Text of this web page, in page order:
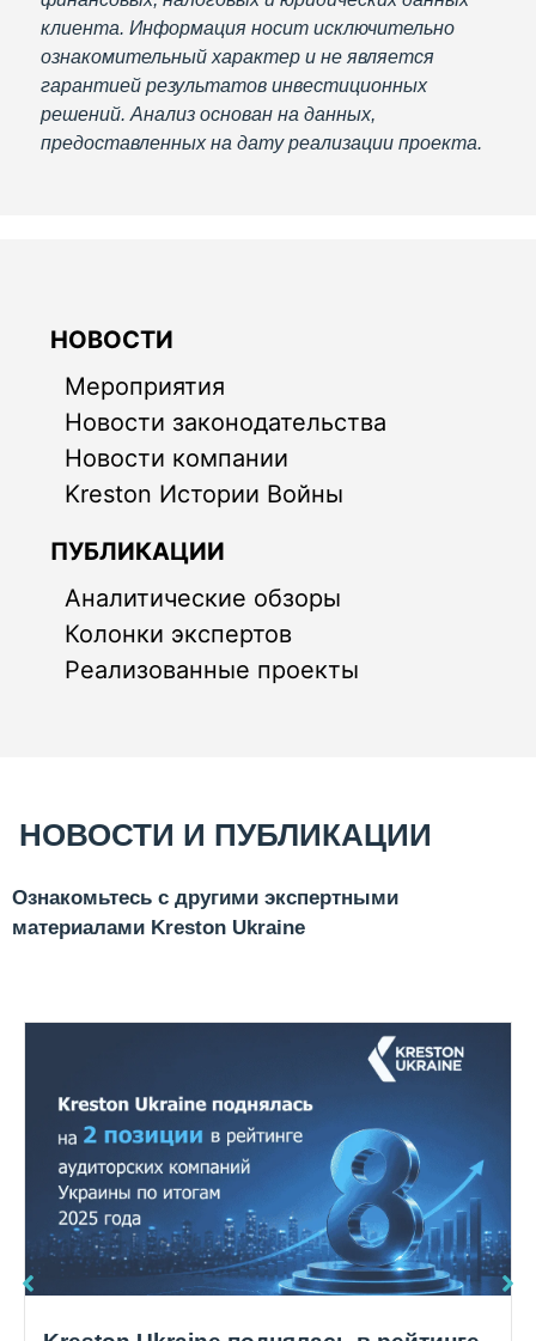
клиента. Информация носит исключительно
ознакомительный характер и не является
гарантией результатов инвестиционных
решений. Анализ основан на данных,
предоставленных на дату реализации проекта.
НОВОСТИ
Мероприятия
Новости законодательства
Новости компании
Kreston Истории Войны
ПУБЛИКАЦИИ
Аналитические обзоры
Колонки экспертов
Реализованные проекты
НОВОСТИ И ПУБЛИКАЦИИ
Ознакомьтесь с другими экспертными
материалами Kreston Ukraine